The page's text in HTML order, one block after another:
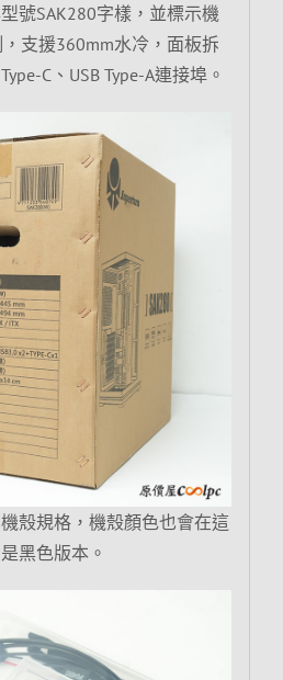
號SAK280字樣，並標示機
支援360mm水冷，面板拆
C、USB Type-A連接埠。
殼規格，機殼顏色也會在這
黑色版本。